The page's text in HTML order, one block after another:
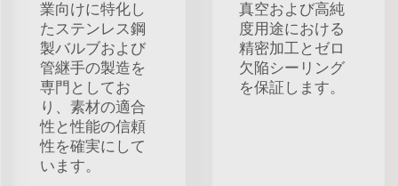
業向けに特化し
たステンレス鋼
製バルブおよび
管継手の製造を
専門としてお
り、素材の適合
性と性能の信頼
性を確実にして
います。
真空および高純
度用途における
精密加工とゼロ
欠陥シーリング
を保証します。